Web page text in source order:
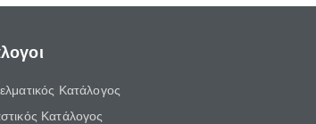
Κατάλογος
Κατάλογος